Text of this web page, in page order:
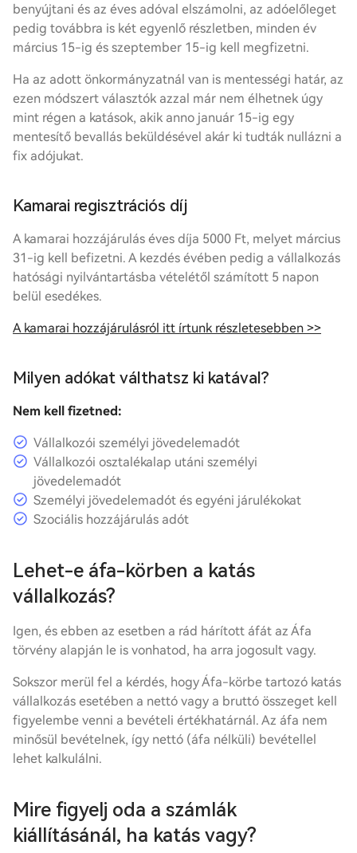
benyújtani és az éves adóval elszámolni, az adóelőleget
pedig továbbra is két egyenlő részletben, minden év
március 15-ig és szeptember 15-ig kell megfizetni.
Ha az adott önkormányzatnál van is mentességi határ, az
ezen módszert választók azzal már nem élhetnek úgy
mint régen a katások, akik anno január 15-ig egy
mentesítő bevallás beküldésével akár ki tudták nullázni a
fix adójukat.
Kamarai regisztrációs díj
A kamarai hozzájárulás éves díja 5000 Ft, melyet március
31-ig kell befizetni. A kezdés évében pedig a vállalkozás
hatósági nyilvántartásba vételétől számított 5 napon
belül esedékes.
A kamarai hozzájárulásról itt írtunk részletesebben >>
Milyen adókat válthatsz ki katával?
Nem kell fizetned:
Vállalkozói személyi jövedelemadót
Vállalkozói osztalékalap utáni személyi
jövedelemadót
Személyi jövedelemadót és egyéni járulékokat
Szociális hozzájárulás adót
Lehet-e áfa-körben a katás
vállalkozás?
Igen, és ebben az esetben a rád hárított áfát az Áfa
törvény alapján le is vonhatod, ha arra jogosult vagy.
Sokszor merül fel a kérdés, hogy Áfa-körbe tartozó katás
vállalkozás esetében a nettó vagy a bruttó összeget kell
figyelembe venni a bevételi értékhatárnál. Az áfa nem
minősül bevételnek, így nettó (áfa nélküli) bevétellel
lehet kalkulálni.
Mire figyelj oda a számlák
kiállításánál, ha katás vagy?